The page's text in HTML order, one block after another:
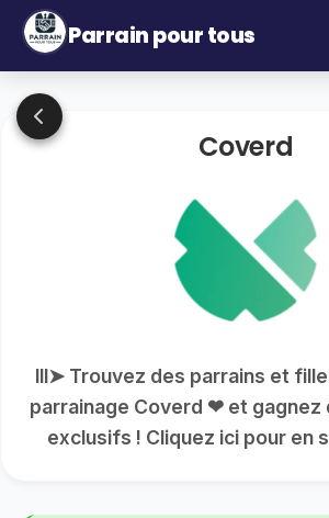
Parrain pour tous
Coverd
lll➤ Trouvez des parrains et
parrainage Coverd ❤ et gagnez
exclusifs ! Cliquez ici pour en